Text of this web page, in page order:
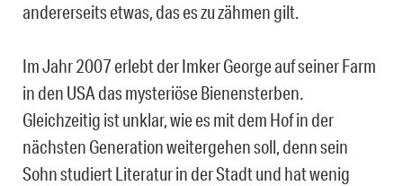
andererseits etwas, das es zu zähmen gilt.
Im Jahr 2007 erlebt der Imker George auf seiner Farm
in den USA das mysteriöse Bienensterben.
Gleichzeitig ist unklar, wie es mit dem Hof in der
nächsten Generation weitergehen soll, denn sein
Sohn studiert Literatur in der Stadt und hat wenig